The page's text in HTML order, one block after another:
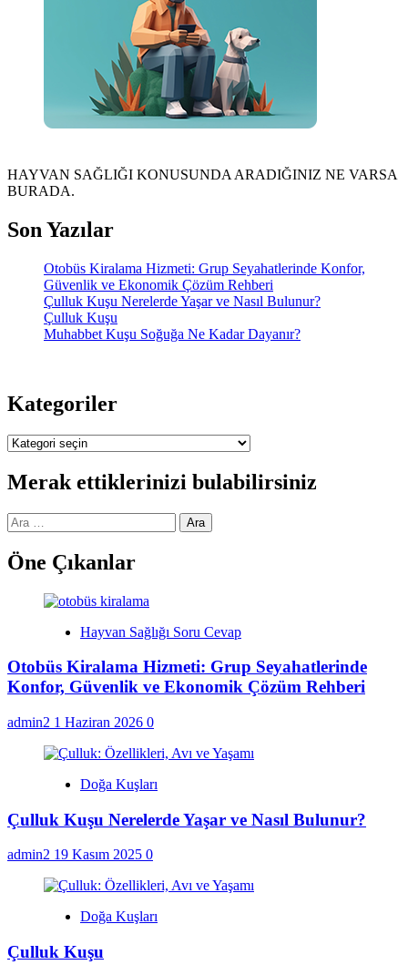
HAYVAN SAĞLIĞI KONUSUNDA ARADIĞINIZ NE VARSA
BURADA.
Son Yazılar
Otobüs Kiralama Hizmeti: Grup Seyahatlerinde Konfor,
Güvenlik ve Ekonomik Çözüm Rehberi
Çulluk Kuşu Nerelerde Yaşar ve Nasıl Bulunur?
Çulluk Kuşu
Muhabbet Kuşu Soğuğa Ne Kadar Dayanır?
Kategoriler
Kategoriler
Merak ettiklerinizi bulabilirsiniz
Arama:
Öne Çıkanlar
Hayvan Sağlığı Soru Cevap
Otobüs Kiralama Hizmeti: Grup Seyahatlerinde
Konfor, Güvenlik ve Ekonomik Çözüm Rehberi
admin2 1 Haziran 2026 0
Doğa Kuşları
Çulluk Kuşu Nerelerde Yaşar ve Nasıl Bulunur?
admin2 19 Kasım 2025 0
Doğa Kuşları
Çulluk Kuşu